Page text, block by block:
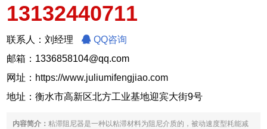
13132440711
联系人：刘经理
QQ咨询
邮箱：1336858104@qq.com
网址： https://www.juliumifengjiao.com
地址：衡水市高新区北方工业基地迎宾大街9号
内容简介： 粘滞阻尼器是一种以粘滞材料为阻尼介质的，被动速度型耗能减